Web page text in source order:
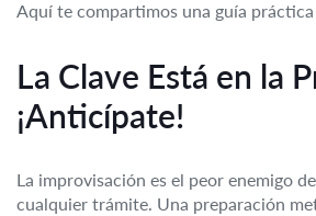
Aquí te compartimos una guía
La Clave Está en la
¡Anticípate!
La improvisación es el peor enemigo
cualquier trámite. Una preparación